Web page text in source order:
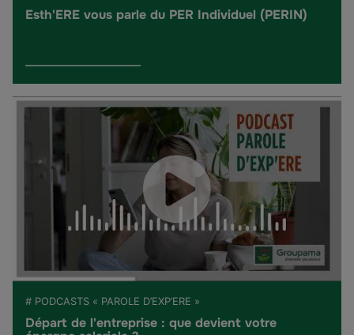
Esth'ERE vous parle du PER Individuel (PERIN)
# PODCASTS « PAROLE D’EXP’ERE »
Départ de l'entreprise : que devient votre